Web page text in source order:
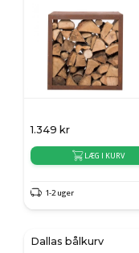
1.349 kr
LÆG I KURV
1-2 uger
Dallas bålkurv